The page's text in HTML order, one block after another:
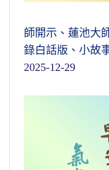
師開示、蓮池大
錄白話版、小故
2025-12-29